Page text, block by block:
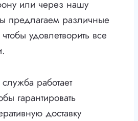
или через нашу
предлагаем различные
удовлетворить все
работает
гарантировать
доставку